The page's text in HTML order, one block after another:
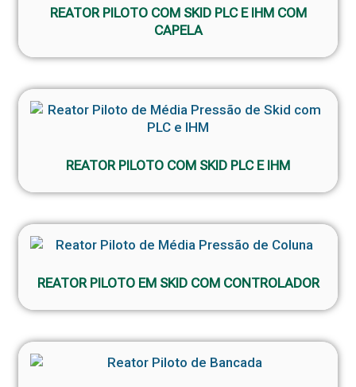
REATOR PILOTO COM SKID PLC E IHM COM
CAPELA
REATOR PILOTO COM SKID PLC E IHM
REATOR PILOTO EM SKID COM CONTROLADOR